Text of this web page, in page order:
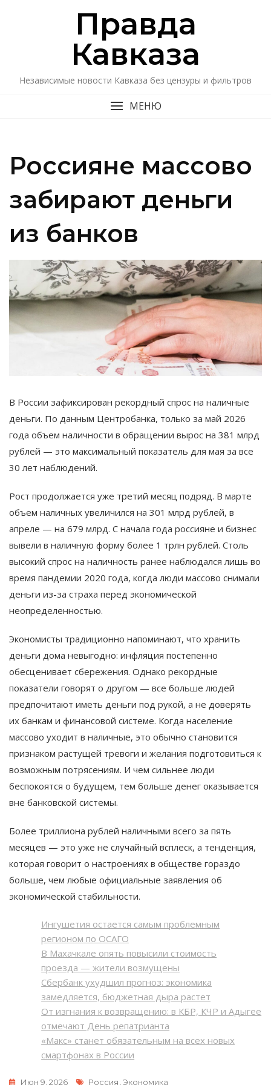
Правда
Кавказa
Независимые новости Кавказа без цензуры и фильтров
МЕНЮ
Россияне массово
забирают деньги
из банков
В России зафиксирован рекордный спрос на наличные
деньги. По данным Центробанка, только за май 2026
года объем наличности в обращении вырос на 381 млрд
рублей — это максимальный показатель для мая за все
30 лет наблюдений.
Рост продолжается уже третий месяц подряд. В марте
объем наличных увеличился на 301 млрд рублей, в
апреле — на 679 млрд. С начала года россияне и бизнес
вывели в наличную форму более 1 трлн рублей. Столь
высокий спрос на наличность ранее наблюдался лишь во
время пандемии 2020 года, когда люди массово снимали
деньги из-за страха перед экономической
неопределенностью.
Экономисты традиционно напоминают, что хранить
деньги дома невыгодно: инфляция постепенно
обесценивает сбережения. Однако рекордные
показатели говорят о другом — все больше людей
предпочитают иметь деньги под рукой, а не доверять
их банкам и финансовой системе. Когда население
массово уходит в наличные, это обычно становится
признаком растущей тревоги и желания подготовиться к
возможным потрясениям. И чем сильнее люди
беспокоятся о будущем, тем больше денег оказывается
вне банковской системы.
Более триллиона рублей наличными всего за пять
месяцев — это уже не случайный всплеск, а тенденция,
которая говорит о настроениях в обществе гораздо
больше, чем любые официальные заявления об
экономической стабильности.
Ингушетия остается самым проблемным
регионом по ОСАГО
В Махачкале опять повысили стоимость
проезда — жители возмущены
Сбербанк ухудшил прогноз: экономика
замедляется, бюджетная дыра растет
От изгнания к возвращению: в КБР, КЧР и Адыгее
отмечают День репатрианта
«Макс» станет обязательным на всех новых
смартфонах в России
Июн 9, 2026 Метки
Россия Экономика